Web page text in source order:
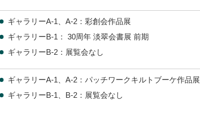
ギャラリーA-1、A-2：彩創会作品展
ギャラリーB-1： 30周年 淡翠会書展 前期
ギャラリーB-2：展覧会なし
ギャラリーA-1、A-2：パッチワークキルトブーケ作品展
ギャラリーB-1、B-2：展覧会なし